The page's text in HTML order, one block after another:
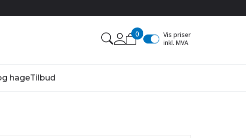
0
Vis priser
inkl. MVA
hageTilbud